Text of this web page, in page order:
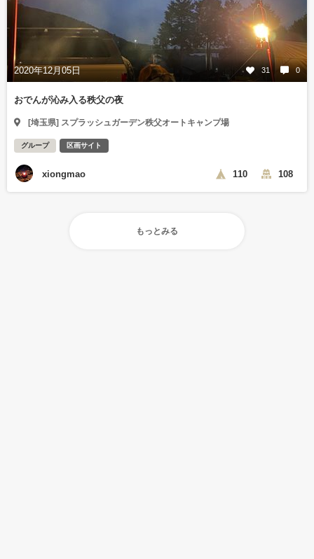
2020年12月05日 31 0
おでんが沁み入る秩父の夜
[埼玉県] スプラッシュガーデン秩父オートキャンプ場
グループ 区画サイト
xiongmao 110 108
もっとみる